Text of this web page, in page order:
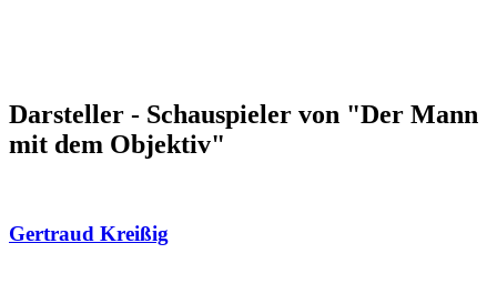
Darsteller - Schauspieler von "Der Mann
mit dem Objektiv"
Gertraud Kreißig